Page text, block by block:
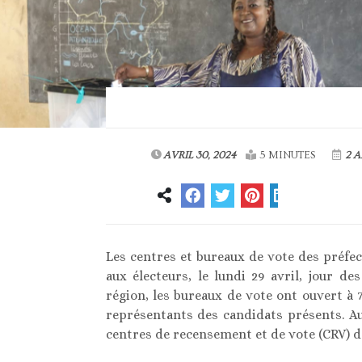
AVRIL 30, 2024 5 MINUTES 2
Les centres et bureaux de vote des
aux électeurs, le lundi 29 avril, jour
région, les bureaux de vote ont ouvert à
représentants des candidats présents.
centres de recensement et de vote (CRV)